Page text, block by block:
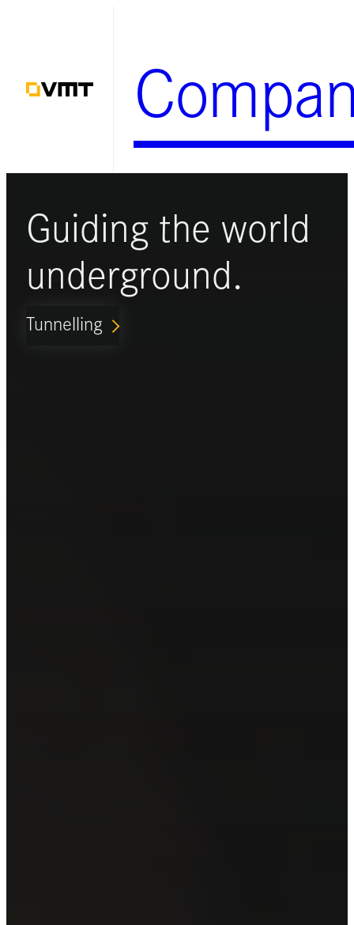
springen
Guiding the world
underground.
Tunnelling ARROW_FORWARD_IOS